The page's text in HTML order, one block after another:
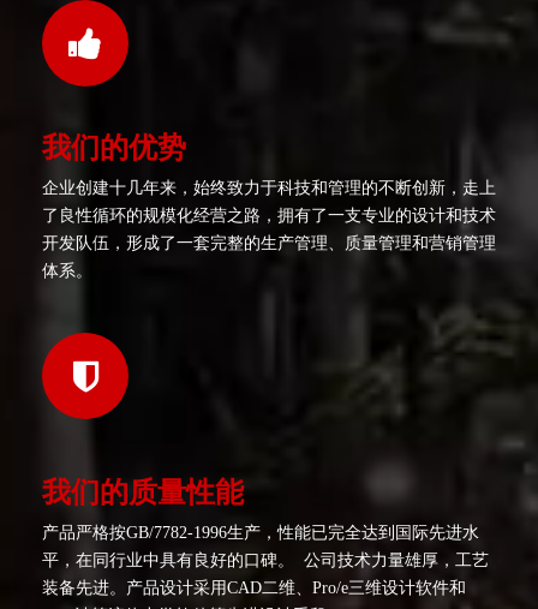
我们的优势
企业创建十几年来，始终致力于科技和管理的不断创新，走上
了良性循环的规模化经营之路，拥有了一支专业的设计和技术
开发队伍，形成了一套完整的生产管理、质量管理和营销管理
体系。
我们的质量性能
产品严格按GB/7782-1996生产，性能已完全达到国际先进水
平，在同行业中具有良好的口碑。 公司技术力量雄厚，工艺
装备先进。产品设计采用CAD二维、Pro/e三维设计软件和